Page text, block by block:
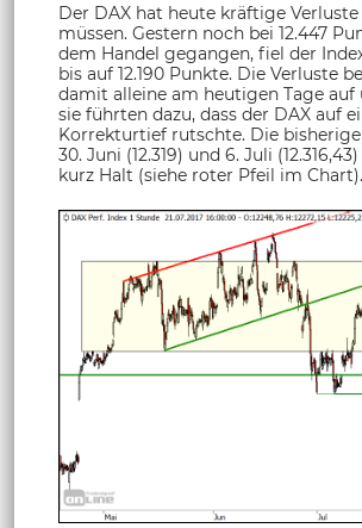
Der DAX hat heute kräftige
müssen. Gestern noch bei 12.447
dem Handel gegangen, fiel der
bis auf 12.190 Punkte. Die Verluste
damit alleine am heutigen Tage auf
sie führten dazu, dass der DAX auf
Korrekturtief rutschte. Die
30. Juni (12.319) und 6. Juli
kurz Halt (siehe roter Pfeil im Chart).